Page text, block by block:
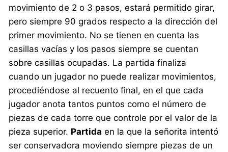
movimiento de 2 o 3 pasos, estará permitido girar,
pero siempre 90 grados respecto a la dirección del
primer movimiento. No se tienen en cuenta las
casillas vacías y los pasos siempre se cuentan
sobre casillas ocupadas. La partida finaliza
cuando un jugador no puede realizar movimientos,
procediéndose al recuento final, en el que cada
jugador anota tantos puntos como el número de
piezas de cada torre que controle por el valor de la
pieza superior. Partida en la que la señorita intentó
ser conservadora moviendo siempre piezas de un